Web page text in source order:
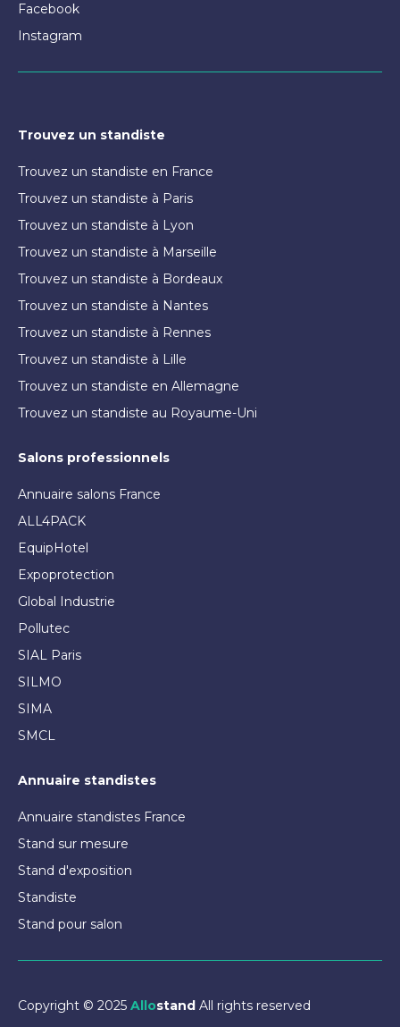
Facebook
Instagram
Trouvez un standiste
Trouvez un standiste en France
Trouvez un standiste à Paris
Trouvez un standiste à Lyon
Trouvez un standiste à Marseille
Trouvez un standiste à Bordeaux
Trouvez un standiste à Nantes
Trouvez un standiste à Rennes
Trouvez un standiste à Lille
Trouvez un standiste en Allemagne
Trouvez un standiste au Royaume-Uni
Salons professionnels
Annuaire salons France
ALL4PACK
EquipHotel
Expoprotection
Global Industrie
Pollutec
SIAL Paris
SILMO
SIMA
SMCL
Annuaire standistes
Annuaire standistes France
Stand sur mesure
Stand d'exposition
Standiste
Stand pour salon
Copyright © 2025 Allostand All rights reserved